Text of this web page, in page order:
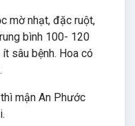
mờ nhạt, đặc ruột,
bình 100- 120
sâu bệnh. Hoa có
mận An Phước